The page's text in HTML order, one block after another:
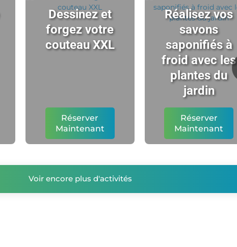
Dessinez et
forgez votre
couteau XXL
Réserver
Maintenant
Réalisez vos
savons
saponifiés à
froid avec les
plantes du
jardin
Réserver
Maintenant
Voir encore plus d'activités